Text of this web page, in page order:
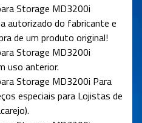
Storage MD3200i
autorizado do fabricante e
de um produto original!
Storage MD3200i
uso anterior.
Storage MD3200i Para
especiais para Lojistas de